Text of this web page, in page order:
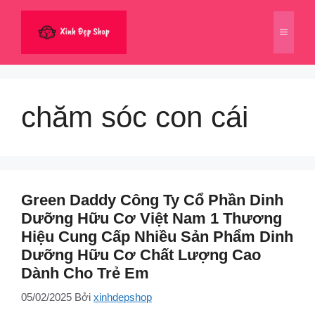
dung
Menu
chăm sóc con cái
Green Daddy Công Ty Cổ Phần Dinh
Dưỡng Hữu Cơ Việt Nam 1 Thương
Hiệu Cung Cấp Nhiều Sản Phẩm Dinh
Dưỡng Hữu Cơ Chất Lượng Cao
Dành Cho Trẻ Em
05/02/2025 Bởi xinhdepshop